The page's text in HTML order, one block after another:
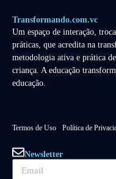
Transformando.com.vc
Um espaço de interação,
práticas, que acredita na
metodologia ativa e prática
criança. A educação
educação.
Termos de Uso Política de
Newsletter